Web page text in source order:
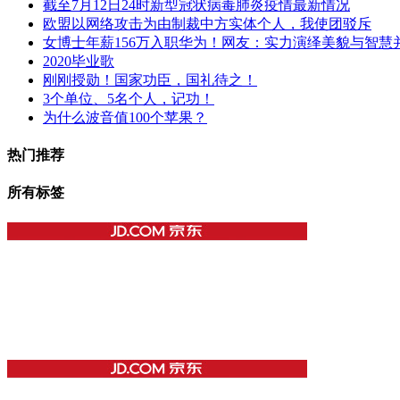
截至7月12日24时新型冠状病毒肺炎疫情最新情况
欧盟以网络攻击为由制裁中方实体个人，我使团驳斥
女博士年薪156万入职华为！网友：实力演绎美貌与智慧
2020毕业歌
刚刚授勋！国家功臣，国礼待之！
3个单位、5名个人，记功！
为什么波音值100个苹果？
热门推荐
所有标签